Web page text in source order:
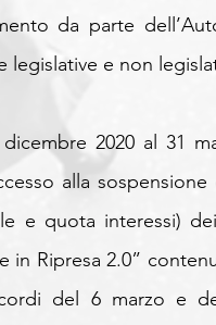
da parte
legislative e non
2020 al 31
alla
e quota interessi)
in Ripresa 2.0”
del 6 marzo e